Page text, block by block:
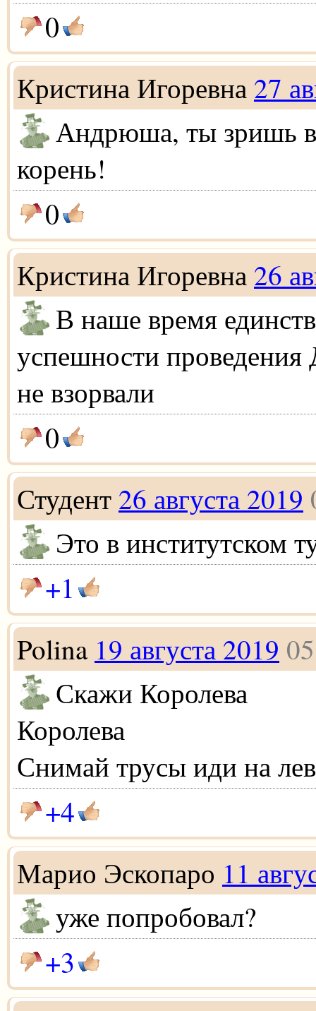
0
Кристина Игоревна 27
Андрюша, ты зришь в
корень!
0
Кристина Игоревна 26
В наше время
успешности проведения
не взорвали
0
Студент 26 августа 2019
Это в институтском
+1
Polina 19 августа 2019
Скажи Королева
Королева
Снимай трусы иди на
+4
Марио Эскопаро 11
уже попробовал?
+3